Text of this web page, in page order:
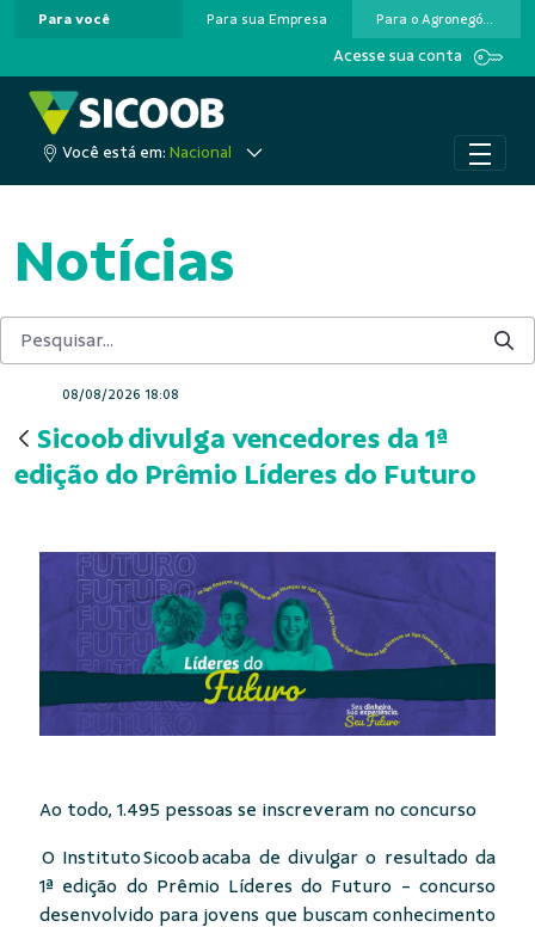
Pular para o Conteúdo principal
Para você Para sua Empresa Para o Agronegócio
Acesse sua conta
Você está em: Nacional
Notícias
Sicoob divulga vencedores da 1ª
edição do Prêmio Líderes do Futuro
08/08/2026 18:08
Ao todo, 1.495 pessoas se inscreveram no concurso
O Instituto Sicoob acaba de divulgar o resultado da
1ª edição do Prêmio Líderes do Futuro - concurso
desenvolvido para jovens que buscam conhecimento